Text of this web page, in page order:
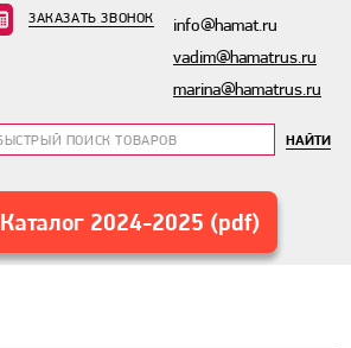
info@hamat.ru
vadim@hamatrus.ru
marina@hamatrus.ru
ЗАКАЗАТЬ ЗВОНОК
НАЙТИ
Каталог 2024-2025 (pdf)